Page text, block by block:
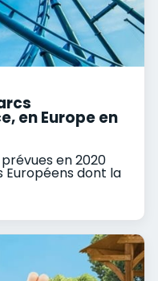
en Europe en
en 2020
dont la